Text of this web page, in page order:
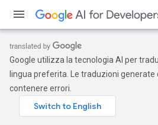
Google utilizza la tecnologia AI per
lingua preferita. Le traduzioni generate
contenere errori.